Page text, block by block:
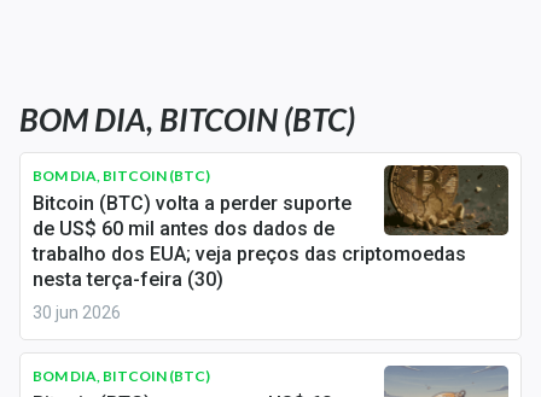
Newsletters
Money Trader
Anuncie
Newsletters
BOM DIA, BITCOIN (BTC)
BOM DIA, BITCOIN (BTC)
Bitcoin (BTC) volta a perder suporte
de US$ 60 mil antes dos dados de
trabalho dos EUA; veja preços das criptomoedas
nesta terça-feira (30)
30 jun 2026
BOM DIA, BITCOIN (BTC)